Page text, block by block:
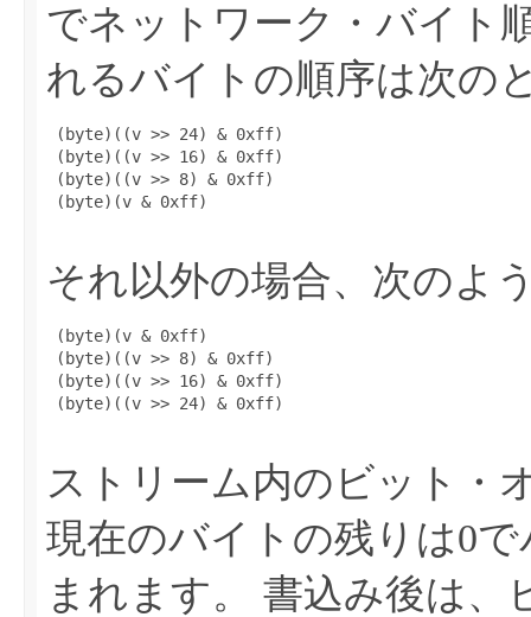
でネットワーク・バイト
れるバイトの順序は次の
(byte)((v >> 24) & 0xff)
(byte)((v >> 16) & 0xff)
(byte)((v >> 8) & 0xff)
(byte)(v & 0xff)
それ以外の場合、次のよ
(byte)(v & 0xff)
(byte)((v >> 8) & 0xff)
(byte)((v >> 16) & 0xff)
(byte)((v >> 24) & 0xff)
ストリーム内のビット・
現在のバイトの残りは0
まれます。
書込み後は、